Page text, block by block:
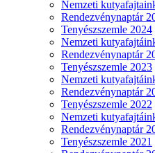
Nemzeti
Rendezvénynaptár
Tenyészszemle 2024
Nemzeti
Rendezvénynaptár
Tenyészszemle 2023
Nemzeti
Rendezvénynaptár
Tenyészszemle 2022
Nemzeti
Rendezvénynaptár
Tenyészszemle 2021